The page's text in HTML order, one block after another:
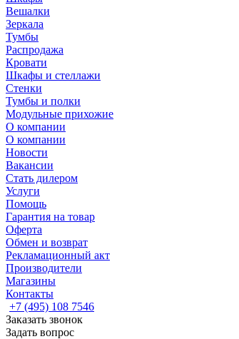
Вешалки
Зеркала
Тумбы
Распродажа
Кровати
Шкафы и стеллажи
Стенки
Тумбы и полки
Модульные прихожие
О компании
О компании
Новости
Вакансии
Стать дилером
Услуги
Помощь
Гарантия на товар
Оферта
Обмен и возврат
Рекламационный акт
Производители
Магазины
Контакты
+7 (495) 108 7546
Заказать звонок
Задать вопрос